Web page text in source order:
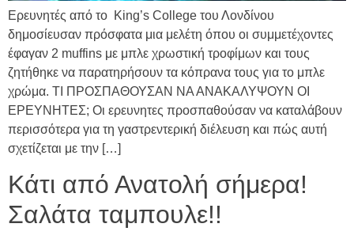
Ερευνητές από το King’s College του Λονδίνου
δημοσίευσαν πρόσφατα μια μελέτη όπου οι συμμετέχοντες
έφαγαν 2 muffins με μπλε χρωστική τροφίμων και τους
ζητήθηκε να παρατηρήσουν τα κόπρανα τους για το μπλε
χρώμα. ΤΙ ΠΡΟΣΠΑΘΟΥΣΑΝ ΝΑ ΑΝΑΚΑΛΥΨΟΥΝ ΟΙ
ΕΡΕΥΝΗΤΕΣ; Οι ερευνητες προσπαθούσαν να καταλάβουν
περισσότερα για τη γαστρεντερική διέλευση και πώς αυτή
σχετίζεται με την […]
Κάτι από Ανατολή σήμερα!
Σαλάτα ταμπουλε!!